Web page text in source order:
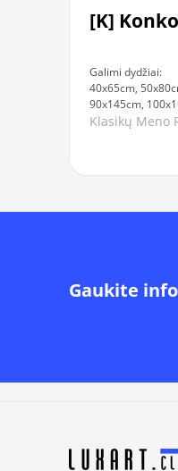
[K]
Galimi dydžiai:
40x65cm,
90x145cm,
Klasikų Meno
Gaukite